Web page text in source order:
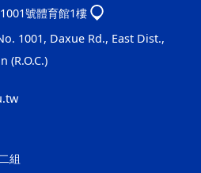
號體育館1樓
1001, Daxue Rd., East Dist.,
(R.O.C.)
組